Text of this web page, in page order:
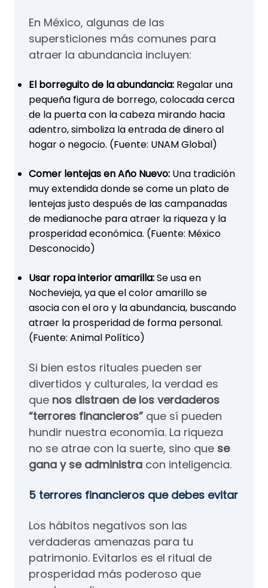
En México, algunas de las
supersticiones más comunes para
atraer la abundancia incluyen:
El borreguito de la abundancia: Regalar una
pequeña figura de borrego, colocada cerca
de la puerta con la cabeza mirando hacia
adentro, simboliza la entrada de dinero al
hogar o negocio. (Fuente: UNAM Global)
Comer lentejas en Año Nuevo: Una tradición
muy extendida donde se come un plato de
lentejas justo después de las campanadas
de medianoche para atraer la riqueza y la
prosperidad económica. (Fuente: México
Desconocido)
Usar ropa interior amarilla:Se usa en
Nochevieja, ya que el color amarillo se
asocia con el oro y la abundancia, buscando
atraer la prosperidad de forma personal.
(Fuente: Animal Político)
Si bien estos rituales pueden ser
divertidos y culturales, la verdad es
que nos distraen de los verdaderos
“terrores financieros” que sí pueden
hundir nuestra economía. La riqueza
no se atrae con la suerte, sino que se
gana y se administra con inteligencia.
5 terrores financieros que debes evitar
Los hábitos negativos son las
verdaderas amenazas para tu
patrimonio. Evitarlos es el ritual de
prosperidad más poderoso que